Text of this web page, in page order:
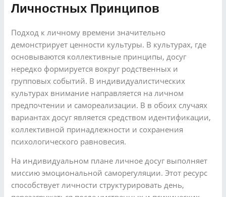
Личностных Принципов
Подход к личному времени значительно
демонстрирует ценности культуры. В культурах, где
основываются коллективные принципы, досуг
нередко формируется вокруг родственных и
групповых событий. В индивидуалистических
культурах внимание направляется на личном
предпочтении и самореализации. В в обоих случаях
вариантах досуг является средством идентификации,
коллективной принадлежности и сохранения
психологического равновесия.
На индивидуальном плане личное досуг выполняет
миссию эмоциональной саморегуляции. Этот ресурс
способствует личности структурировать день,